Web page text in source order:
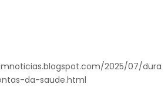
2025/07/dura
da-saude.html